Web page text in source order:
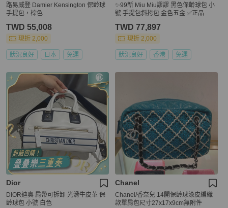
路易威登 Damier Kensington 保齡球
手提包，棕色
TWD 55,008
現折 2,000
狀況良好 日本 免運
✨99新 Miu Miu謬謬 黑色保齡球包 小
號 手提包斜挎包 金色五金 ✅正品
TWD 77,897
現折 2,000
狀況良好 香港 免運
Dior
DIOR迪奧 肩帶可拆卸 光滑牛皮革 保
齡球包 小號 白色
Chanel
Chanel/香奈兒 14開保齡球漆皮編織
款單肩包尺寸27x17x9cm無附件